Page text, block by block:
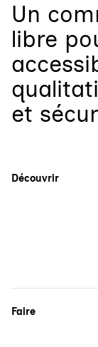
Un
libre
et
Découvrir
Faire